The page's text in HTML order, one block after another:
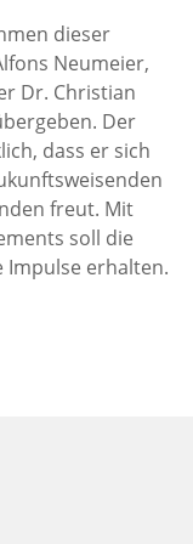
dieser
Neumeier,
Dr. Christian
Der
dass er sich
freut. Mit
soll die
Impulse erhalten.